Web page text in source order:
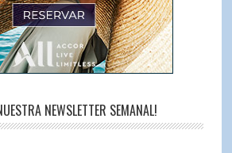
NEWSLETTER SEMANAL!